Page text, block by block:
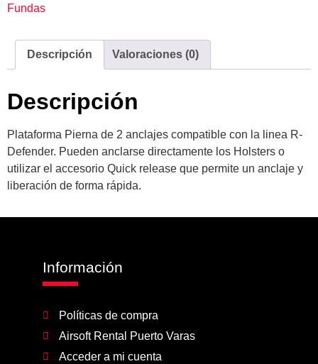
Fundas
Descripción Valoraciones (0)
Descripción
Plataforma Pierna de 2 anclajes compatible con la linea R-
Defender. Pueden anclarse directamente los Holsters o
utilizar el accesorio Quick release que permite un anclaje y
liberación de forma rápida.
Información
Políticas de compra
Airsoft Rental Puerto Varas
Acceder a mi cuenta